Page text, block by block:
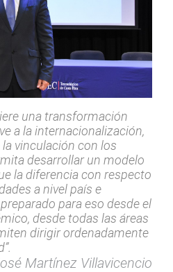
una transformación
a la internacionalización,
vinculación con los
desarrollar un modelo
la diferencia con respecto
a nivel país e
para eso desde el
desde todas las áreas
dirigir ordenadamente
Martínez Villavicencio